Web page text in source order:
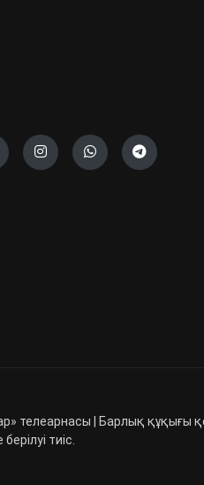
телеарнасы | Барлық құқығы
тиіс.